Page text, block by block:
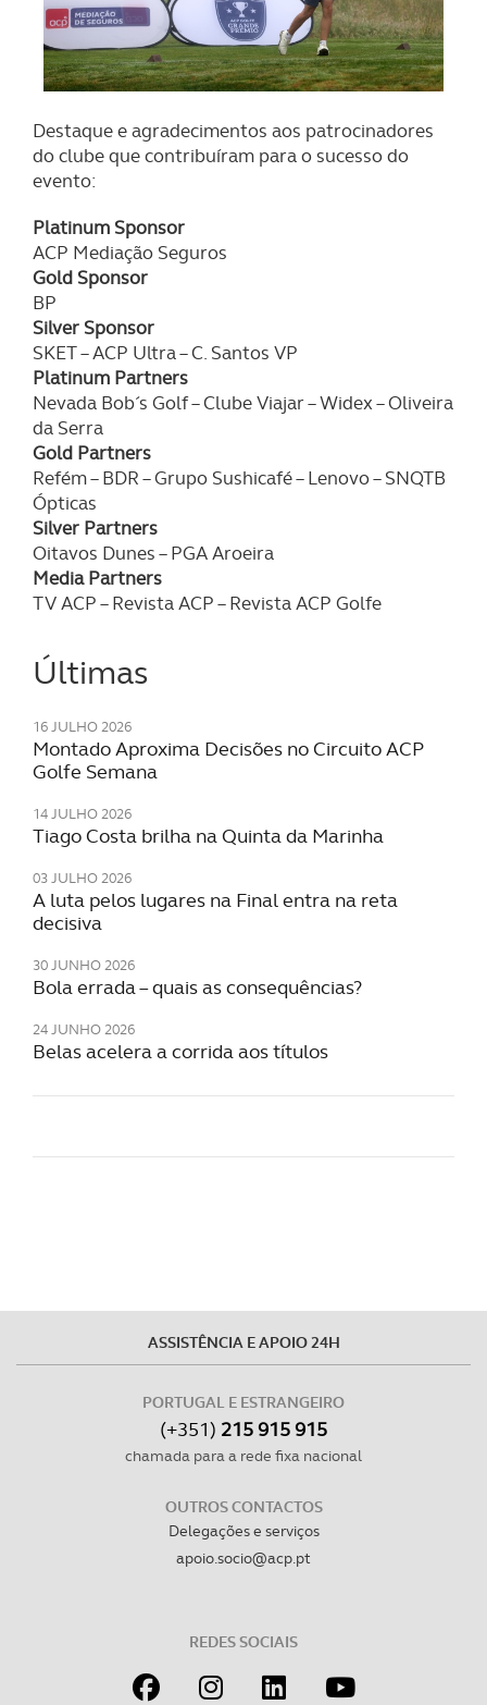
Destaque e agradecimentos aos patrocinadores
do clube que contribuíram para o sucesso do
evento:
Platinum Sponsor
ACP Mediação Seguros
Gold Sponsor
BP
Silver Sponsor
SKET – ACP Ultra – C. Santos VP
Platinum Partners
Nevada Bob´s Golf – Clube Viajar – Widex – Oliveira
da Serra
Gold Partners
Refém – BDR – Grupo Sushicafé – Lenovo – SNQTB
Ópticas
Silver Partners
Oitavos Dunes – PGA Aroeira
Media Partners
TV ACP – Revista ACP – Revista ACP Golfe
Últimas
16 JULHO 2026
Montado Aproxima Decisões no Circuito ACP
Golfe Semana
14 JULHO 2026
Tiago Costa brilha na Quinta da Marinha
03 JULHO 2026
A luta pelos lugares na Final entra na reta
decisiva
30 JUNHO 2026
Bola errada – quais as consequências?
24 JUNHO 2026
Belas acelera a corrida aos títulos
ASSISTÊNCIA E APOIO 24H
PORTUGAL E ESTRANGEIRO
(+351) 215 915 915
chamada para a rede fixa nacional
OUTROS CONTACTOS
Delegações e serviços
apoio.socio@acp.pt
REDES SOCIAIS